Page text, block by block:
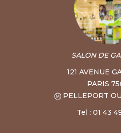
SALON DE
121 AVENUE
PARIS
PELLEPORT
Tel : 01 43